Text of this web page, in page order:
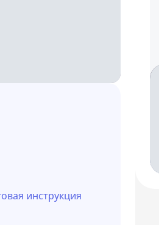
инструкция